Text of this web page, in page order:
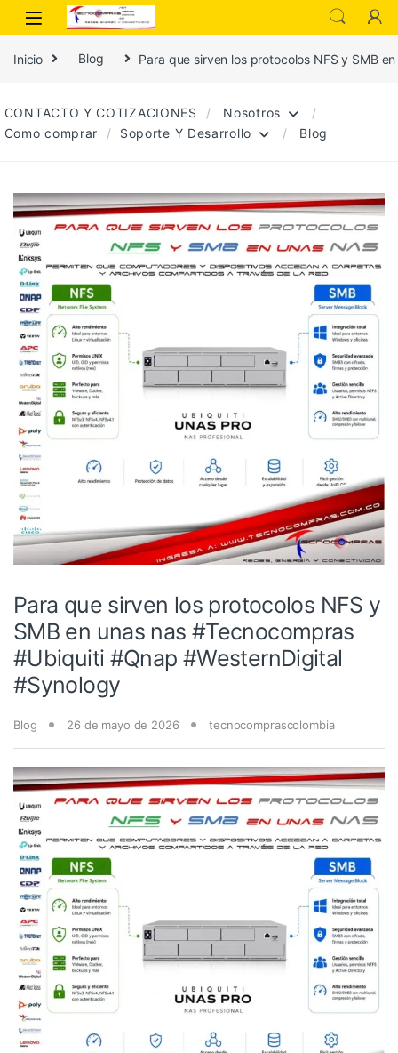
Inicio Blog Para que sirven los protocolos NFS y SMB
CONTACTO Y COTIZACIONES
Nosotros
Como comprar
Soporte Y Desarrollo Blog
Para que sirven los protocolos NFS y
SMB en unas nas #Tecnocompras
#Ubiquiti #Qnap #WesternDigital
#Synology
Blog 26 de mayo de 2026 tecnocomprascolombia